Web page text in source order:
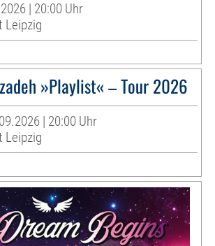
| 20:00 Uhr
Leipzig
»Playlist« – Tour 2026
| 20:00 Uhr
Leipzig